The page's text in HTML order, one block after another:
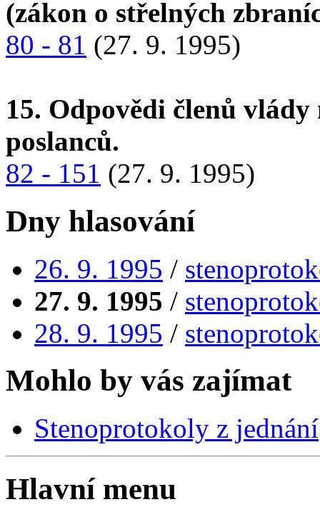
(zákon o střelných
80 - 81 (27. 9. 1995)
15. Odpovědi členů vlády
poslanců.
82 - 151 (27. 9. 1995)
Dny hlasování
26. 9. 1995 /
27. 9. 1995 /
28. 9. 1995 /
Mohlo by vás zajímat
Stenoprotokoly z jednání
Hlavní menu